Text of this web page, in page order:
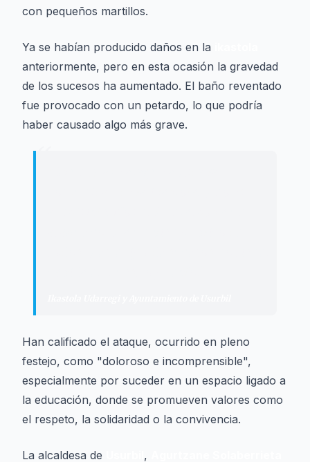
con pequeños martillos.
Ya se habían producido daños en la
anteriormente, pero en esta ocasión la gravedad
de los sucesos ha aumentado. El baño reventado
fue provocado con un petardo, lo que podría
haber causado algo más grave.
“
Han calificado el ataque, ocurrido en pleno
festejo, como "doloroso e incomprensible",
especialmente por suceder en un espacio ligado a
la educación, donde se promueven valores como
el respeto, la solidaridad o la convivencia.
La alcaldesa de ,